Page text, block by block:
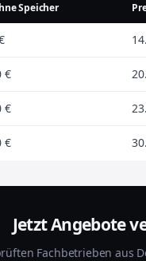
Speicher
€
€
€
Jetzt Angebote
Fachbetrieben aus